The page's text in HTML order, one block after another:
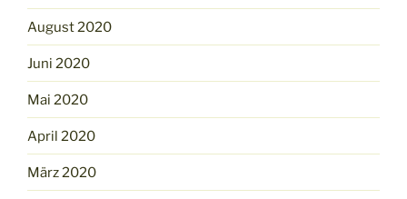
August 2020
Juni 2020
Mai 2020
April 2020
März 2020